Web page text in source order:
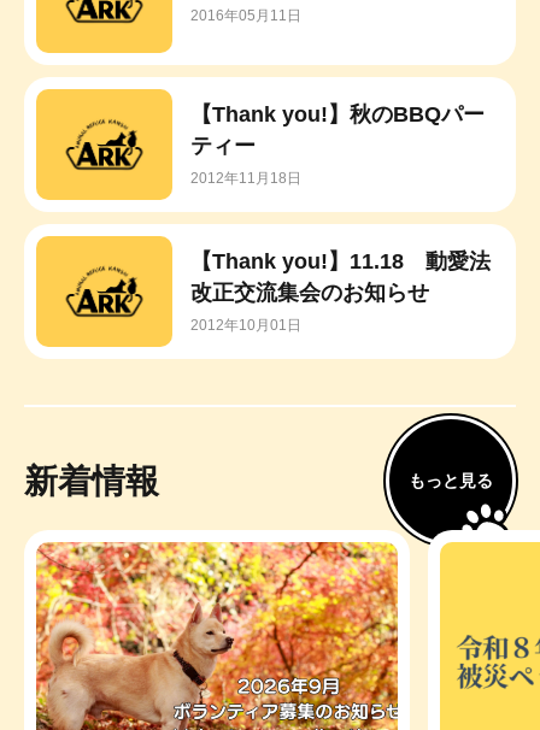
2016年05月11日
【Thank you!】秋のBBQパー
ティー
2012年11月18日
【Thank you!】11.18 動愛法
改正交流集会のお知らせ
2012年10月01日
新着情報 もっと見る